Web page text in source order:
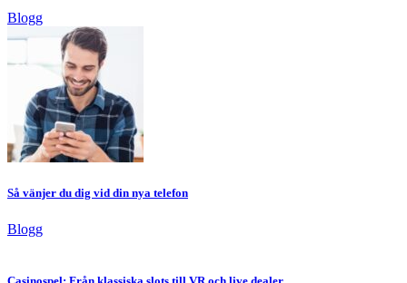
Blogg
Så vänjer du dig vid din nya telefon
Blogg